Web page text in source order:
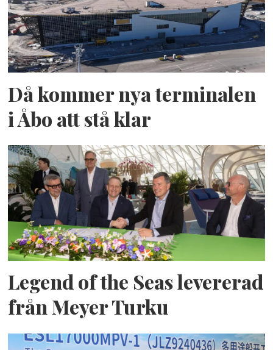
Då kommer nya terminalen
i Åbo att stå klar
Legend of the Seas levererad
från Meyer Turku